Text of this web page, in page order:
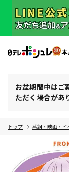
お盆期間中はご
ただく場合があ
トップ 番組・映画・